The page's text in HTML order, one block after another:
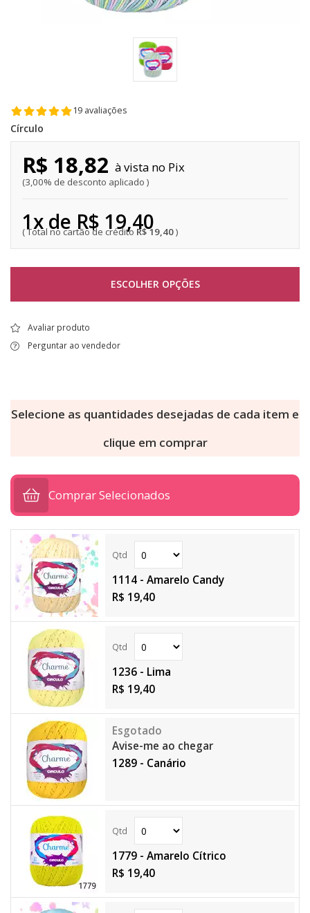
19 avaliações
Círculo
R$ 19,40
1x de R$ 19,40
R$ 18,82
3,00% de desconto aplicado
Pix
ESCOLHER OPÇÕES
Avaliar produto
Perguntar ao vendedor
Selecione as quantidades desejadas de cada item e
clique em comprar
Comprar Selecionados
1114 - Amarelo Candy
R$ 19,40
1236 - Lima
R$ 19,40
Avise-me ao chegar
1289 - Canário
1779 - Amarelo Cítrico
R$ 19,40